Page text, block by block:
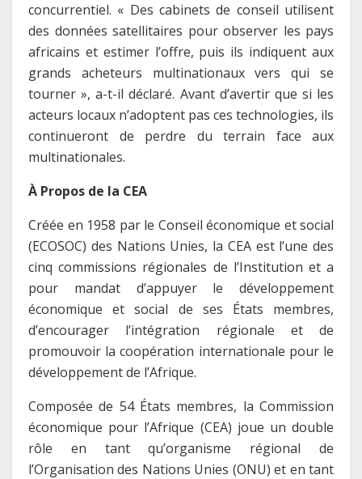
concurrentiel. « Des cabinets de conseil utilisent
des données satellitaires pour observer les pays
africains et estimer l’offre, puis ils indiquent aux
grands acheteurs multinationaux vers qui se
tourner », a-t-il déclaré. Avant d’avertir que si les
acteurs locaux n’adoptent pas ces technologies, ils
continueront de perdre du terrain face aux
multinationales.
À Propos de la CEA
Créée en 1958 par le Conseil économique et social
(ECOSOC) des Nations Unies, la CEA est l’une des
cinq commissions régionales de l’Institution et a
pour mandat d’appuyer le développement
économique et social de ses États membres,
d’encourager l’intégration régionale et de
promouvoir la coopération internationale pour le
développement de l’Afrique.
Composée de 54 États membres, la Commission
économique pour l’Afrique (CEA) joue un double
rôle en tant qu’organisme régional de
l’Organisation des Nations Unies (ONU) et en tant